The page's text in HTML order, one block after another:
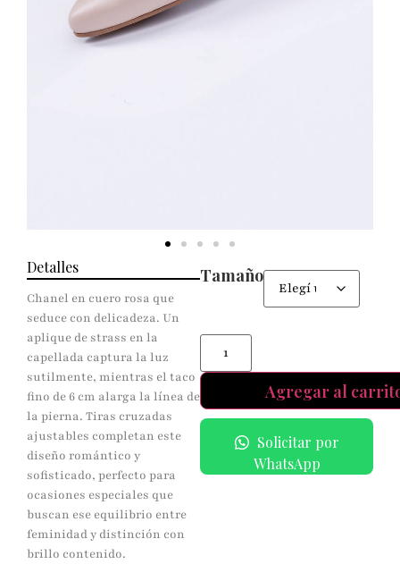
Detalles
Chanel en cuero rosa que
seduce con delicadeza. Un
aplique de strass en la
capellada captura la luz
sutilmente, mientras el taco
fino de 6 cm alarga la línea de
la pierna. Tiras cruzadas
ajustables completan este
diseño romántico y
sofisticado, perfecto para
ocasiones especiales que
buscan ese equilibrio entre
feminidad y distinción con
brillo contenido.
Tamaño
Agregar al
Solicitar por
WhatsApp